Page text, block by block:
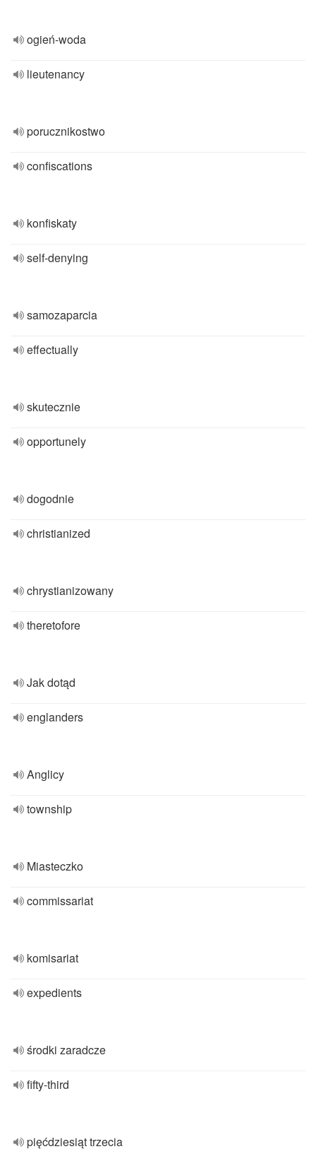
ogień-woda
lieutenancy
porucznikostwo
confiscations
konfiskaty
self-denying
samozaparcia
effectually
skutecznie
opportunely
dogodnie
christianized
chrystianizowany
theretofore
Jak dotąd
englanders
Anglicy
township
Miasteczko
commissariat
komisariat
expedients
środki zaradcze
fifty-third
pięćdziesiąt trzecia